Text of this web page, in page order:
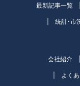
最新記事一覧
統計・市
会社紹介
よく